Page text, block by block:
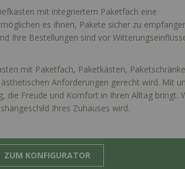
mit integriertem Paketfach eine
es Ihnen, Pakete sicher zu
Ihre Bestellungen sind vor
mit Paketfach, Paketkästen,
Anforderungen gerecht wird. Mit
die Freude und Komfort in Ihren Alltag bringt.
Ihres Zuhauses wird.
ZUM KONFIGURATOR